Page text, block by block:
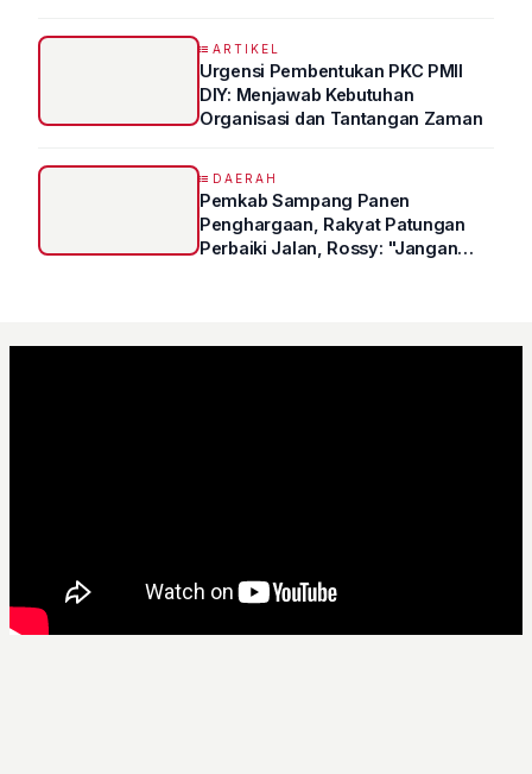
ARTIKEL
Urgensi Pembentukan PKC PMII
DIY: Menjawab Kebutuhan
Organisasi dan Tantangan Zaman
DAERAH
Pemkab Sampang Panen
Penghargaan, Rakyat Patungan
Perbaiki Jalan, Rossy: "Jangan